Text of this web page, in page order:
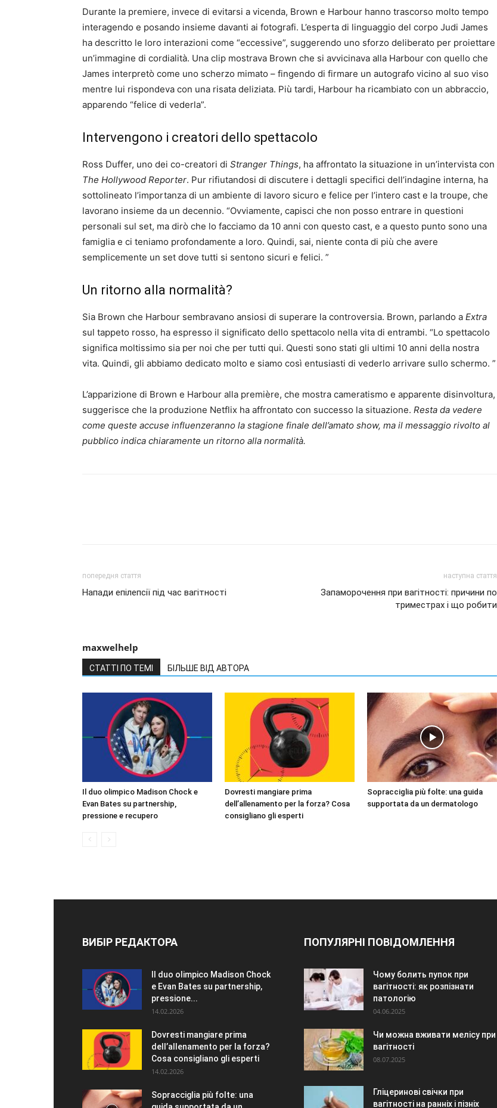
Durante la premiere, invece di evitarsi a vicenda, Brown e Harbour hanno trascorso molto tempo
interagendo e posando insieme davanti ai fotografi. L’esperta di linguaggio del corpo Judi James
ha descritto le loro interazioni come “eccessive”, suggerendo uno sforzo deliberato per proiettare
un’immagine di cordialità. Una clip mostrava Brown che si avvicinava alla Harbour con quello che
James interpretò come uno scherzo mimato – fingendo di firmare un autografo vicino al suo viso
mentre lui rispondeva con una risata deliziata. Più tardi, Harbour ha ricambiato con un abbraccio,
apparendo “felice di vederla”.
Intervengono i creatori dello spettacolo
Ross Duffer, uno dei co-creatori di Stranger Things, ha affrontato la situazione in un’intervista con
The Hollywood Reporter. Pur rifiutandosi di discutere i dettagli specifici dell’indagine interna, ha
sottolineato l’importanza di un ambiente di lavoro sicuro e felice per l’intero cast e la troupe, che
lavorano insieme da un decennio. “Ovviamente, capisci che non posso entrare in questioni
personali sul set, ma dirò che lo facciamo da 10 anni con questo cast, e a questo punto sono una
famiglia e ci teniamo profondamente a loro. Quindi, sai, niente conta di più che avere
semplicemente un set dove tutti si sentono sicuri e felici. ”
Un ritorno alla normalità?
Sia Brown che Harbour sembravano ansiosi di superare la controversia. Brown, parlando a Extra
sul tappeto rosso, ha espresso il significato dello spettacolo nella vita di entrambi. “Lo spettacolo
significa moltissimo sia per noi che per tutti qui. Questi sono stati gli ultimi 10 anni della nostra
vita. Quindi, gli abbiamo dedicato molto e siamo così entusiasti di vederlo arrivare sullo schermo. ”
L’apparizione di Brown e Harbour alla première, che mostra cameratismo e apparente disinvoltura,
suggerisce che la produzione Netflix ha affrontato con successo la situazione. Resta da vedere
come queste accuse influenzeranno la stagione finale dell’amato show, ma il messaggio rivolto al
pubblico indica chiaramente un ritorno alla normalità.
попередня стаття
Напади епілепсії під час вагітності
наступна стаття
Запаморочення при вагітності: причини по
триместрах і що робити
maxwelhelp
СТАТТІ ПО ТЕМІ БІЛЬШЕ ВІД АВТОРА
Il duo olimpico Madison Chock e
Evan Bates su partnership,
pressione e recupero
Dovresti mangiare prima
dell’allenamento per la forza? Cosa
consigliano gli esperti
Sopracciglia più folte: una guida
supportata da un dermatologo
ВИБІР РЕДАКТОРА
Il duo olimpico Madison Chock
e Evan Bates su partnership,
pressione...
14.02.2026
Dovresti mangiare prima
dell’allenamento per la forza?
Cosa consigliano gli esperti
14.02.2026
Sopracciglia più folte: una
ПОПУЛЯРНІ ПОВІДОМЛЕННЯ
Чому болить пупок при
вагітності: як розпізнати
патологію
04.06.2025
Чи можна вживати мелісу при
вагітності
08.07.2025
Гліцеринові свічки при
вагітності на ранніх і пізніх